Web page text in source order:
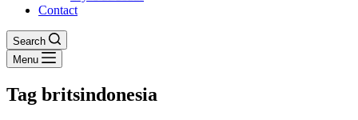
Contact
Search
Menu
Tag britsindonesia